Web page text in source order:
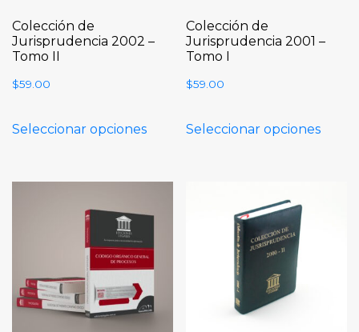
Colección de
Jurisprudencia 2002 –
Tomo II
$59.00
Seleccionar opciones
Colección de
Jurisprudencia 2001 –
Tomo I
$59.00
Seleccionar opciones